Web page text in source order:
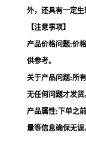
外，还具有一定生
【注意事项】
产品价格问题:价
供参考。
关于产品问题:所
无任何问题才发货
产品属性:下单之
量等信息确保无误